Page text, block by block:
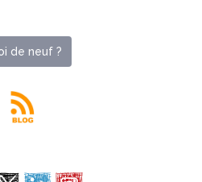
de neuf ?